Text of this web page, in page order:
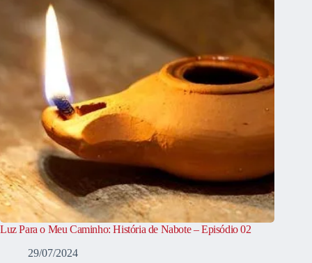
Luz Para o Meu Caminho: História de Nabote – Episódio 02
29/07/2024